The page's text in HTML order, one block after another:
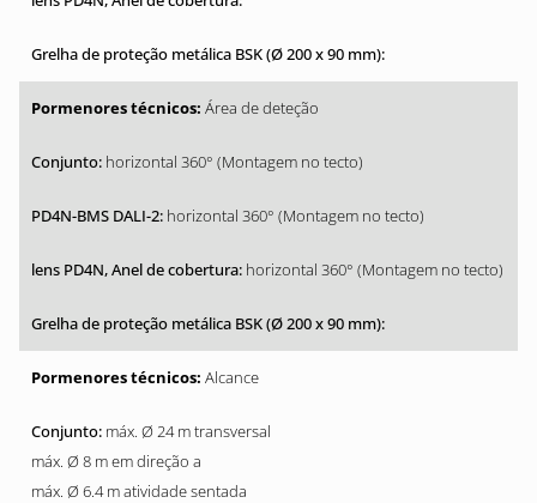
Área de deteção
horizontal 360° (Montagem no tecto)
horizontal 360° (Montagem no tecto)
horizontal 360° (Montagem no tecto)
Alcance
máx. Ø 24 m transversal
máx. Ø 8 m em direção a
máx. Ø 6.4 m atividade sentada